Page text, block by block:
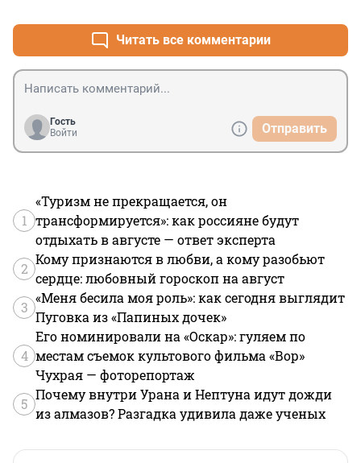
Читать все комментарии
Гость
Войти
Отправить
1
«Туризм не прекращается, он
трансформируется»: как россияне будут
отдыхать в августе — ответ эксперта
2
Кому признаются в любви, а кому разобьют
сердце: любовный гороскоп на август
3
«Меня бесила моя роль»: как сегодня выглядит
Пуговка из «Папиных дочек»
4
Его номинировали на «Оскар»: гуляем по
местам съемок культового фильма «Вор»
Чухрая — фоторепортаж
5
Почему внутри Урана и Нептуна идут дожди
из алмазов? Разгадка удивила даже ученых